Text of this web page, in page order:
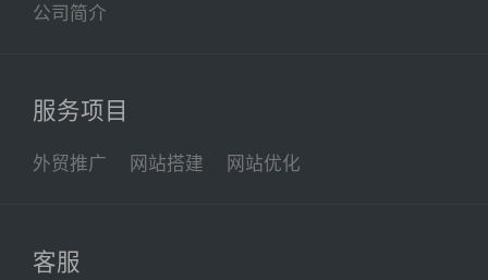
公司简介
服务项目
外贸推广 网站搭建 网站优化
客服